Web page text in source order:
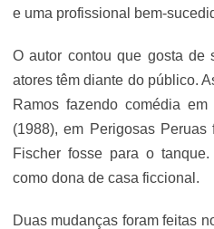
e uma profissional bem-
O autor contou que gosta de
atores têm diante do público.
Ramos fazendo comédia
(1988), em Perigosas
Fischer fosse para o
como dona de casa ficcional.
Duas mudanças foram feitas